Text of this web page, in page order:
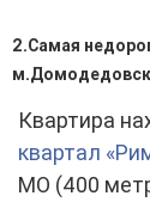
2.Самая
Квартира
квартал
МО (400